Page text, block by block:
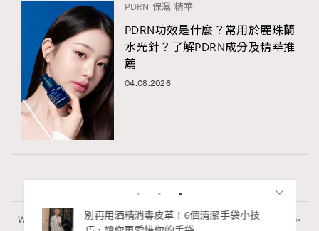
PDRN 保濕 精華
PDRN功效是什麼？常用於麗珠蘭
水光針？了解PDRN成分及精華推
薦
04.08.2026
Wellness 70 views